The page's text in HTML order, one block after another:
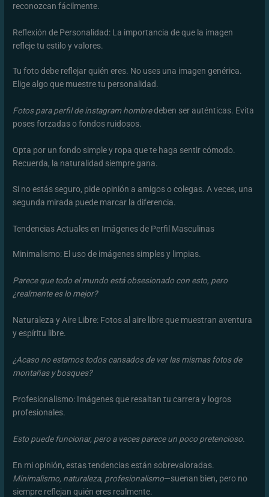
reconozcan fácilmente.
Reflexión de Personalidad: La importancia de que la imagen
refleje tu estilo y valores.
Tu foto debe reflejar quién eres. No uses una imagen genérica.
Elige algo que muestre tu personalidad.
Fotos para perfil de instagram hombredeben ser auténticas. Evita
poses forzadas o fondos ruidosos.
Opta por un fondo simple y ropa que te haga sentir cómodo.
Recuerda, la naturalidad siempre gana.
Si no estás seguro, pide opinión a amigos o colegas. A veces, una
segunda mirada puede marcar la diferencia.
Tendencias Actuales en Imágenes de Perfil Masculinas
Minimalismo: El uso de imágenes simples y limpias.
Parece que todo el mundo está obsesionado con esto, pero
¿realmente es lo mejor?
Naturaleza y Aire Libre: Fotos al aire libre que muestran aventura
y espíritu libre.
¿Acaso no estamos todos cansados de ver las mismas fotos de
montañas y bosques?
Profesionalismo: Imágenes que resaltan tu carrera y logros
profesionales.
Esto puede funcionar, pero a veces parece un poco pretencioso.
En mi opinión, estas tendencias están sobrevaloradas.
Minimalismo, naturaleza, profesionalismo—suenan bien, pero no
siempre reflejan quién eres realmente.